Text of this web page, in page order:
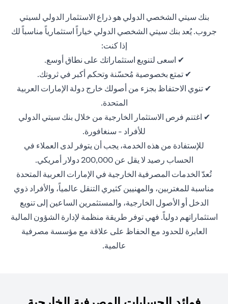
بنك سيتي الشخصي الدولي هو ذراع الاستثمار الدولي لسيتي
جروب. يُعد بنك سيتي الشخصي الدولي خياراً استثمارياً مناسباً لك
إذا كنت:
✔ اسعى لتنويع استثماراتك على نطاق أوسع.
✔ تمتع بخصوصية مُحسّنة وتحكم أكبر في ثروتك.
✔ تنوي الاحتفاظ بجزء من أصولك خارج دولة الإمارات العربية
المتحدة.
✔ اغتنم فرص الاستثمار الخارجية من خلال بنك سيتي الدولي
للأفراد - سنغافورة.
للإستفادة من هذه الخدمة، يجب أن يتوفر لدى العملاء في
الحساب رصيد لا يقل عن 200,000 دولار أمريكي.
تُعدّ الخدمات المصرفية الخارجية في الإمارات العربية المتحدة
مناسبة للمغتربين، والمهنيين كثيري التنقل عالمياً، والأفراد ذوي
الدخل أو الأصول الخارجية، والمستثمرين الساعين إلى تنويع
استثماراتهم دولياً. فهي توفر طريقة منظمة لإدارة الشؤون المالية
العابرة للحدود مع الحفاظ على علاقة مع مؤسسة مصرفية
عالمية.